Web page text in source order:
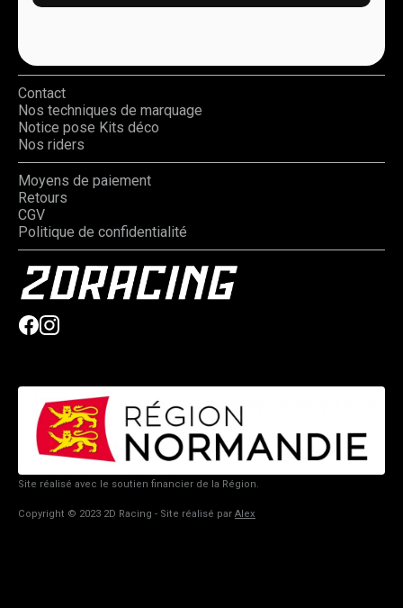
Contact
Nos techniques de marquage
Notice pose Kits déco
Nos riders
Moyens de paiement
Retours
CGV
Politique de confidentialité
Site réalisé avec le soutien financier de la Région.
Copyright © 2023 2D Racing - Site réalisé par Alex